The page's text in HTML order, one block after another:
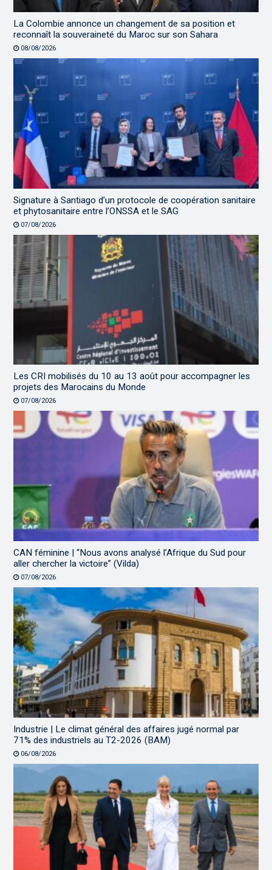
La Colombie annonce un changement de sa position et
reconnaît la souveraineté du Maroc sur son Sahara
08/08/2026
Signature à Santiago d’un protocole de coopération sanitaire
et phytosanitaire entre l’ONSSA et le SAG
07/08/2026
Les CRI mobilisés du 10 au 13 août pour accompagner les
projets des Marocains du Monde
07/08/2026
CAN féminine | “Nous avons analysé l’Afrique du Sud pour
aller chercher la victoire” (Vilda)
07/08/2026
Industrie | Le climat général des affaires jugé normal par
71% des industriels au T2-2026 (BAM)
06/08/2026